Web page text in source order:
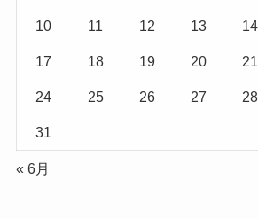
10 11 12 13 14
17 18 19 20 21
24 25 26 27 28
31
« 6月